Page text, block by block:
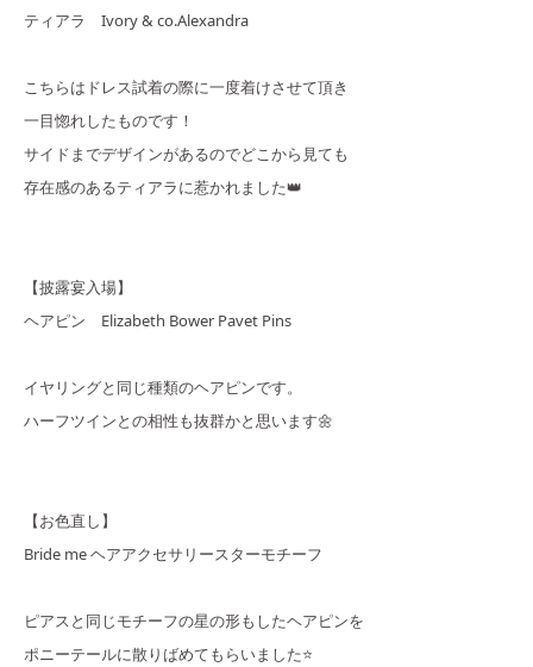
ティアラ Ivory & co.Alexandra
こちらはドレス試着の際に一度着けさせて頂き
一目惚れしたものです！
サイドまでデザインがあるのでどこから見ても
存在感のあるティアラに惹かれました👑
【披露宴入場】
ヘアピン Elizabeth Bower Pavet Pins
イヤリングと同じ種類のヘアピンです。
ハーフツインとの相性も抜群かと思います🌼
【お色直し】
Bride me ヘアアクセサリースターモチーフ
ピアスと同じモチーフの星の形もしたヘアピンを
ポニーテールに散りばめてもらいました⭐️